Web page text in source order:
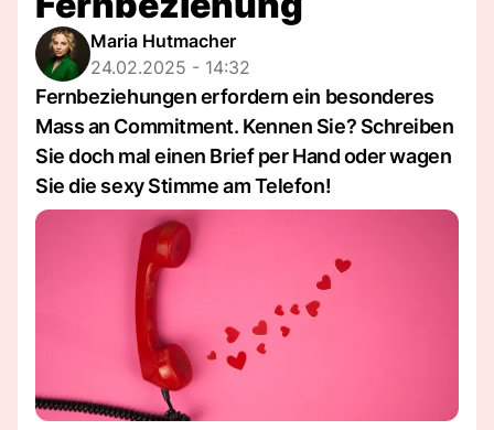
Maria Hutmacher
24.02.2025 - 14:32
Fernbeziehungen erfordern ein besonderes
Mass an Commitment. Kennen Sie? Schreiben
Sie doch mal einen Brief per Hand oder wagen
Sie die sexy Stimme am Telefon!